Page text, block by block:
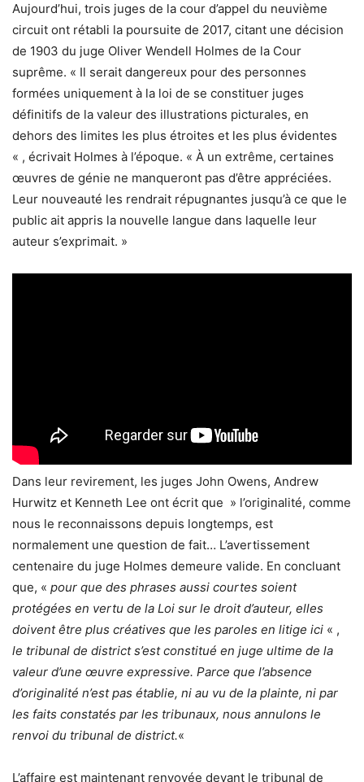
Aujourd’hui, trois juges de la cour d’appel du neuvième
circuit ont rétabli la poursuite de 2017, citant une décision
de 1903 du juge Oliver Wendell Holmes de la Cour
suprême. « Il serait dangereux pour des personnes
formées uniquement à la loi de se constituer juges
définitifs de la valeur des illustrations picturales, en
dehors des limites les plus étroites et les plus évidentes
« , écrivait Holmes à l’époque. « À un extrême, certaines
œuvres de génie ne manqueront pas d’être appréciées.
Leur nouveauté les rendrait répugnantes jusqu’à ce que le
public ait appris la nouvelle langue dans laquelle leur
auteur s’exprimait. »
Dans leur revirement, les juges John Owens, Andrew
Hurwitz et Kenneth Lee ont écrit que » l’originalité, comme
nous le reconnaissons depuis longtemps, est
normalement une question de fait… L’avertissement
centenaire du juge Holmes demeure valide. En concluant
que, « pour que des phrases aussi courtes soient
protégées en vertu de la Loi sur le droit d’auteur, elles
doivent être plus créatives que les paroles en litige ici « ,
le tribunal de district s’est constitué en juge ultime de la
valeur d’une œuvre expressive. Parce que l’absence
d’originalité n’est pas établie, ni au vu de la plainte, ni par
les faits constatés par les tribunaux, nous annulons le
renvoi du tribunal de district.«
L’affaire est maintenant renvoyée devant le tribunal de